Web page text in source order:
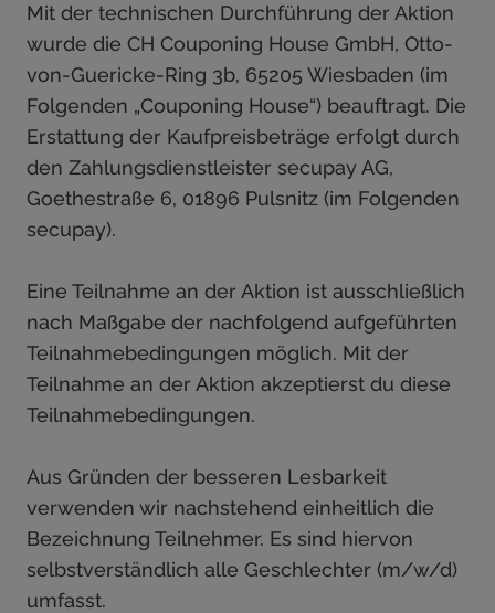
Mit der technischen Durchführung der Aktion
wurde die CH Couponing House GmbH, Otto-
von-Guericke-Ring 3b, 65205 Wiesbaden (im
Folgenden „Couponing House“) beauftragt. Die
Erstattung der Kaufpreisbeträge erfolgt durch
den Zahlungsdienstleister secupay AG,
Goethestraße 6, 01896 Pulsnitz (im Folgenden
secupay).
Eine Teilnahme an der Aktion ist ausschließlich
nach Maßgabe der nachfolgend aufgeführten
Teilnahmebedingungen möglich. Mit der
Teilnahme an der Aktion akzeptierst du diese
Teilnahmebedingungen.
Aus Gründen der besseren Lesbarkeit
verwenden wir nachstehend einheitlich die
Bezeichnung Teilnehmer. Es sind hiervon
selbstverständlich alle Geschlechter (m/w/d)
umfasst.